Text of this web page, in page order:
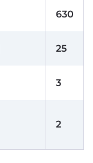
630
25
3
2